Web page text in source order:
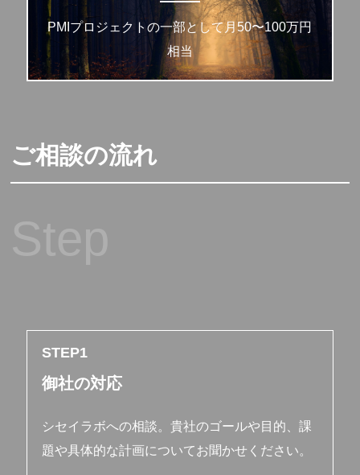
PMIプロジェクトの一部として月50〜100万円
相当
ご相談の流れ
STEP
御社の対応
シセイラボへの相談。貴社のゴールや目的、課
題や具体的な計画についてお聞かせください。